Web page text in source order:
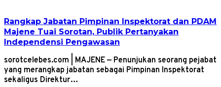
Rangkap Jabatan Pimpinan Inspektorat dan PDAM
Majene Tuai Sorotan, Publik Pertanyakan
Independensi Pengawasan
sorotcelebes.com | MAJENE — Penunjukan seorang pejabat
yang merangkap jabatan sebagai Pimpinan Inspektorat
sekaligus Direktur…